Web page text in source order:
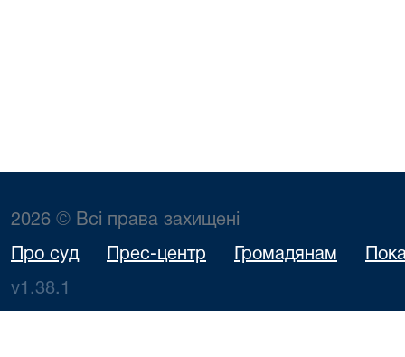
2026 © Всі права захищені
Про суд Прес-центр Громадянам
v1.38.1